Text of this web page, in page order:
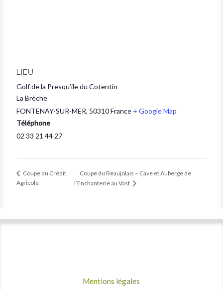
LIEU
Golf de la Presqu’ile du Cotentin
La Brèche
FONTENAY-SUR-MER, 50310 France + Google Map
Téléphone
02 33 21 44 27
Coupe du Crédit
Agricole
Coupe du Beaujolais – Cave et Auberge de
l’Enchanterie au Vast
Mentions légales